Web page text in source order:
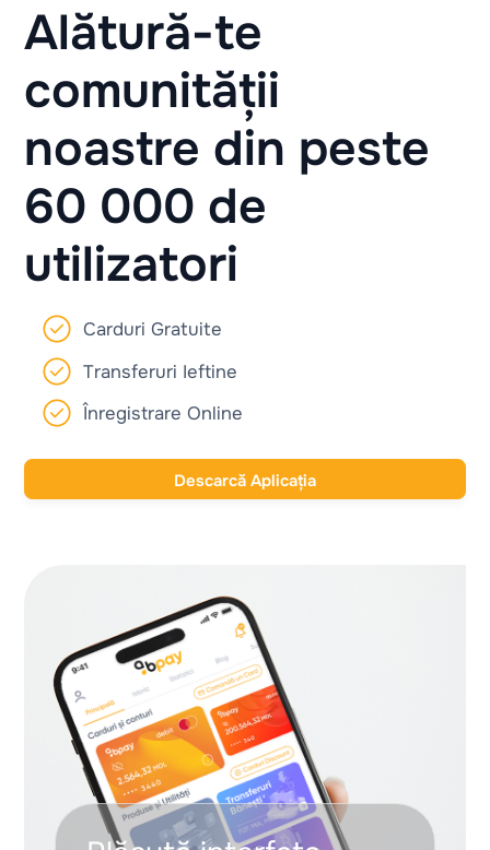
Alătură-te
comunității
noastre din peste
60 000 de
utilizatori
Carduri Gratuite
Transferuri Ieftine
Înregistrare Online
Descarcă Aplicația